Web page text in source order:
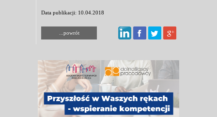
Data publikacji: 10.04.2018
...powrót